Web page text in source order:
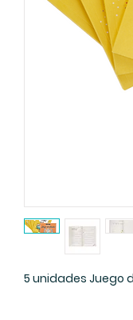
5 unidades Juego